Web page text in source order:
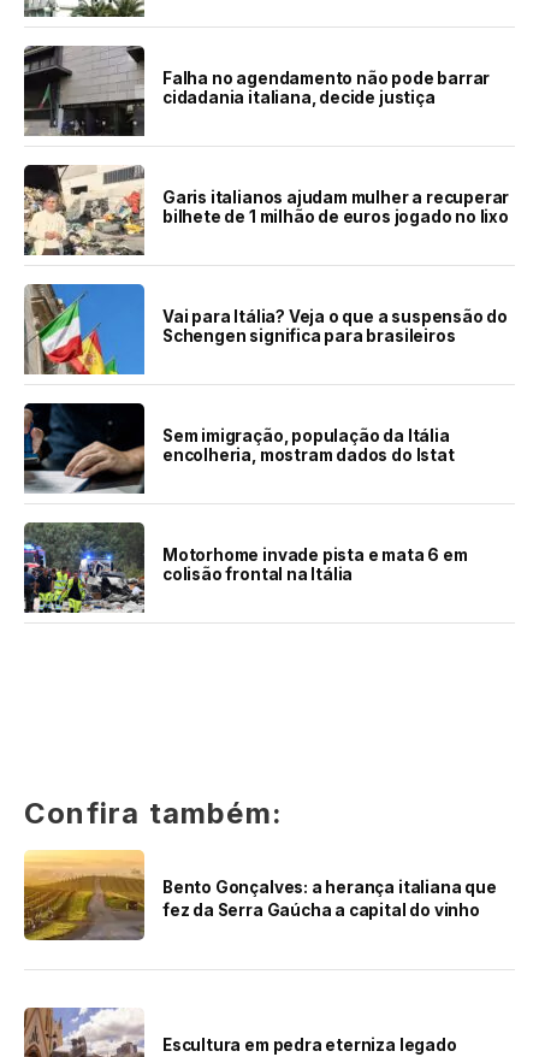
Falha no agendamento não pode barrar
cidadania italiana, decide justiça
Garis italianos ajudam mulher a recuperar
bilhete de 1 milhão de euros jogado no lixo
Vai para Itália? Veja o que a suspensão do
Schengen significa para brasileiros
Sem imigração, população da Itália
encolheria, mostram dados do Istat
Motorhome invade pista e mata 6 em
colisão frontal na Itália
Confira também:
Bento Gonçalves: a herança italiana que
fez da Serra Gaúcha a capital do vinho
Escultura em pedra eterniza legado